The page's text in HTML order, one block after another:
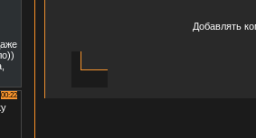
Добавлять